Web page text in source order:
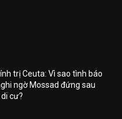
trị Ceuta: Vì sao tình báo
ngờ Mossad đứng sau
cư?